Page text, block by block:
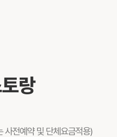
랑
사전예약 및 단체요금적용)